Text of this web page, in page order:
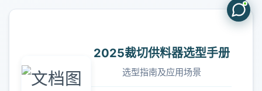
2025裁切供料器选型手册
选型指南及应用场景